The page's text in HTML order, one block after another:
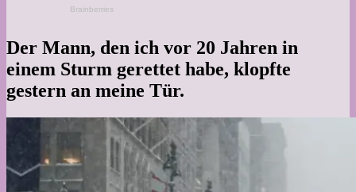
Der Mann, den ich vor 20 Jahren in
einem Sturm gerettet habe, klopfte
gestern an meine Tür.